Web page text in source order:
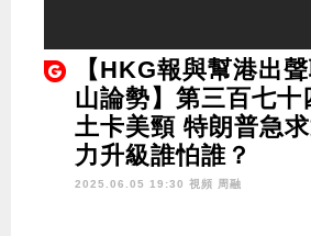
【HKG報與幫港出
山論勢】第三百七十
土卡美頸 特朗普急
力升級誰怕誰？
2025.06.05 19:30 視頻 周融